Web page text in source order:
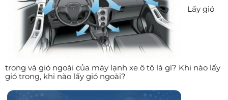
Lấy gió
trong và gió ngoài của máy lạnh xe ô tô là gì? Khi nào lấy
gió trong, khi nào lấy gió ngoài?